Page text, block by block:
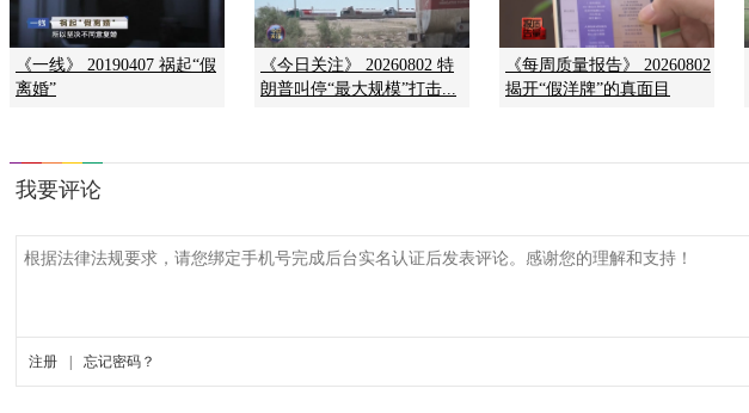
《一线》 20190407 祸起“假
离婚”
《今日关注》 20260802 特
朗普叫停“最大规模”打击...
《每周质量报告》 20260802
揭开“假洋牌”的真面目